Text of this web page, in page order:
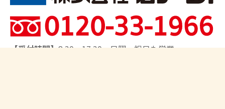
【受付時間】8:30～17:30 日曜・祝日も営業